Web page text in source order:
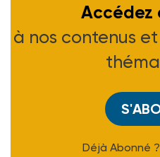
Accédez
à nos contenus
Déjà Abonné ?